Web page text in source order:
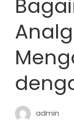
admin